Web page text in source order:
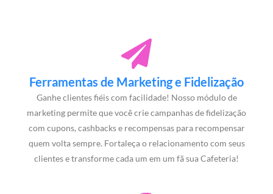
Ferramentas de Marketing e Fidelização
Ganhe clientes fiéis com facilidade! Nosso módulo de
marketing permite que você crie campanhas de fidelização
com cupons, cashbacks e recompensas para recompensar
quem volta sempre. Fortaleça o relacionamento com seus
clientes e transforme cada um em um fã sua Cafeteria!